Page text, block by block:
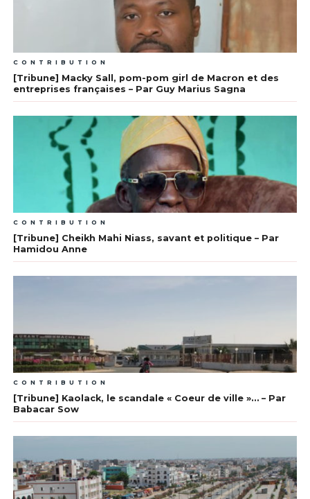
CONTRIBUTION
[Tribune] Macky Sall, pom-pom girl de Macron et des
entreprises françaises – Par Guy Marius Sagna
CONTRIBUTION
[Tribune] Cheikh Mahi Niass, savant et politique – Par
Hamidou Anne
CONTRIBUTION
[Tribune] Kaolack, le scandale « Coeur de ville »… – Par
Babacar Sow